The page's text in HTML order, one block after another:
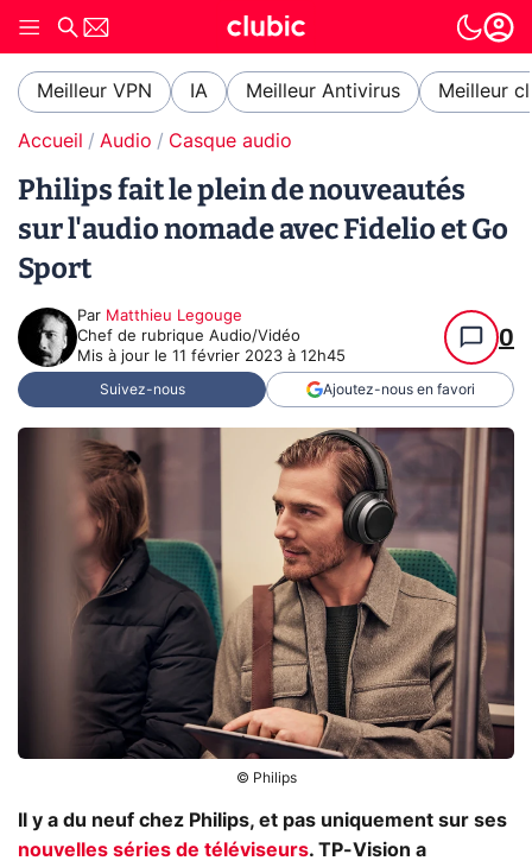
Meilleur VPN IA Meilleur Antivirus Meilleur
Accueil Audio Casque audio
Philips fait le plein de nouveautés
sur l'audio nomade avec Fidelio et Go
Sport
Par Matthieu Legouge
Chef de rubrique Audio/Vidéo
Mis à jour le 11 février 2023 à 12h45
0
Suivez-nous Ajoutez-nous en favori
© Philips
Il y a du neuf chez Philips, et pas uniquement sur ses
nouvelles séries de téléviseurs. TP-Vision a